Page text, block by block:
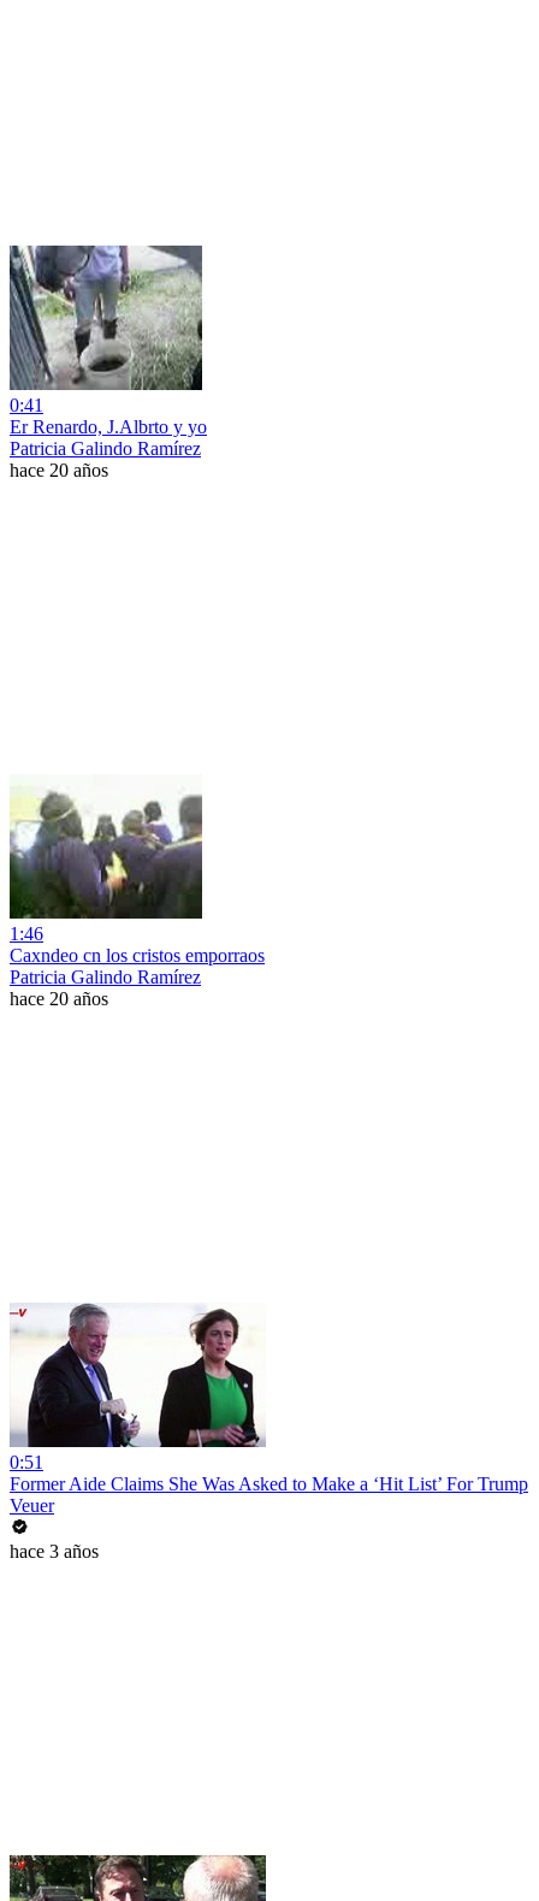
0:41
Er Renardo, J.Albrto y yo
Patricia Galindo Ramírez
hace 20 años
1:46
Caxndeo cn los cristos emporraos
Patricia Galindo Ramírez
hace 20 años
0:51
Former Aide Claims She Was Asked to Make a ‘Hit List’ For Trump
Veuer
hace 3 años